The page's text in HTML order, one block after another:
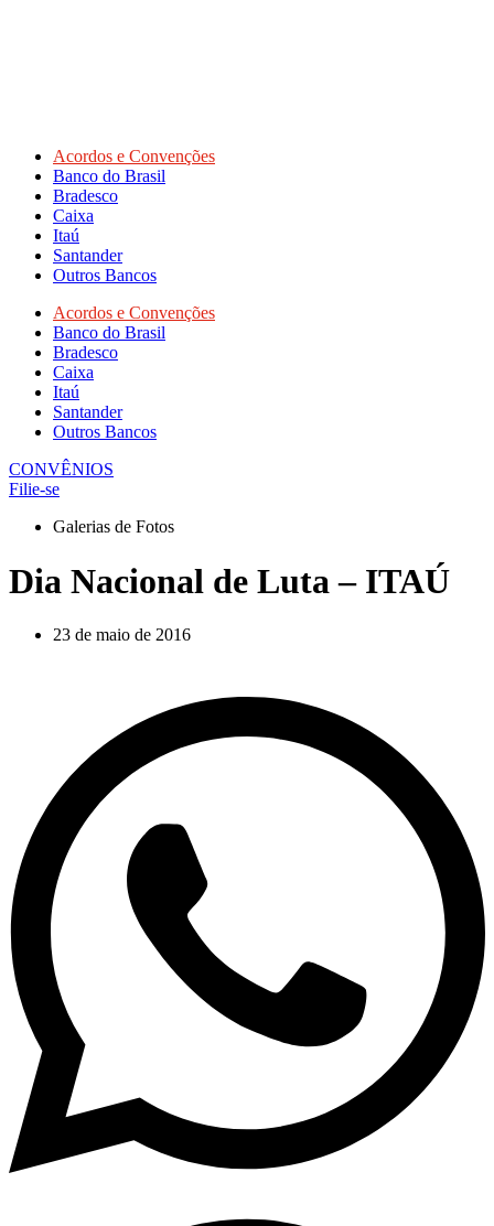
Acordos e Convenções
Banco do Brasil
Bradesco
Caixa
Itaú
Santander
Outros Bancos
Acordos e Convenções
Banco do Brasil
Bradesco
Caixa
Itaú
Santander
Outros Bancos
CONVÊNIOS
Filie-se
Galerias de Fotos
Dia Nacional de Luta – ITAÚ
23 de maio de 2016